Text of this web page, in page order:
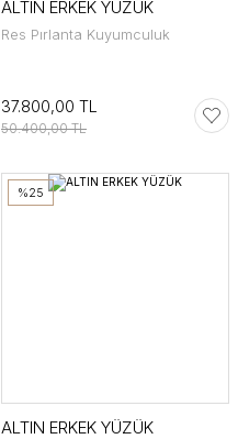
ALTIN ERKEK YÜZÜK
Res Pırlanta Kuyumculuk
37.800,00 TL
50.400,00 TL
%25
ALTIN ERKEK YÜZÜK